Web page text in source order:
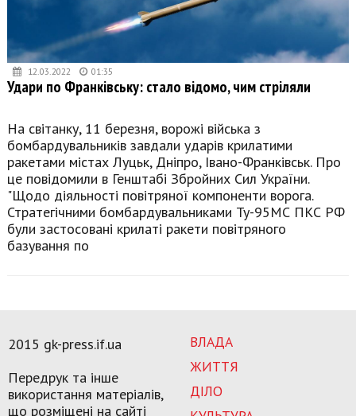
12.03.2022 01:35
Удари по Франківську: стало відомо, чим стріляли
На світанку, 11 березня, ворожі війська з
бомбардувальників завдали ударів крилатими
ракетами містах Луцьк, Дніпро, Івано-Франківськ. Про
це повідомили в Генштабі Збройних Сил України.
"Щодо діяльності повітряної компоненти ворога.
Стратегічними бомбардувальниками Ту-95МС ПКС РФ
були застосовані крилаті ракети повітряного
базування по
ВЛАДА
ЖИТТЯ
ДІЛО
2015 gk-press.if.ua
Передрук та інше
використання матеріалів,
що розміщені на сайті